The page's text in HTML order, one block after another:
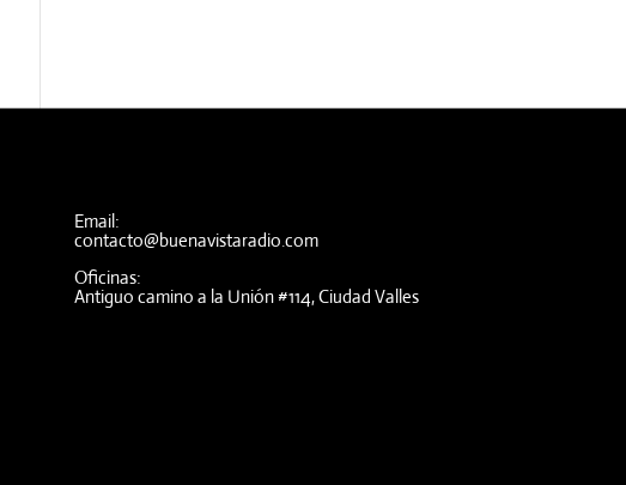
Email:
contacto@buenavistaradio.com
Oficinas:
Antiguo camino a la Unión #114, Ciudad Valles